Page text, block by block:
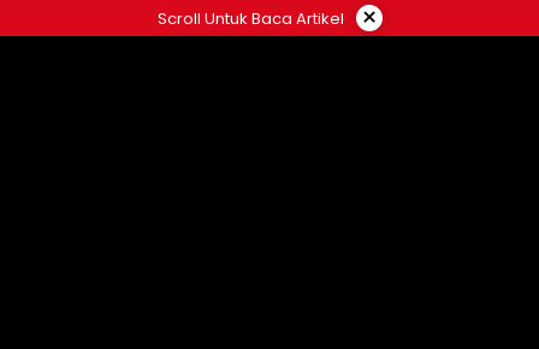
ke
Scroll Untuk Baca Artikel ×